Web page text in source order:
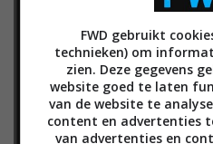
FWD gebruikt
technieken) om
zien. Deze gegevens
website goed te laten
van de website te
content en advertenties
van advertenties en